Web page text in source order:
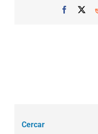
Facebook
Cercar